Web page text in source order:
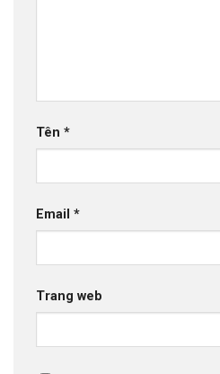
Tên *
Email *
Trang web